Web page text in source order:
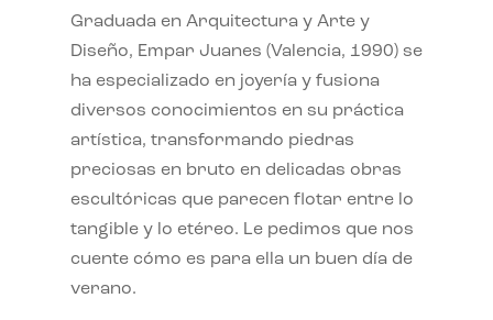
Graduada en Arquitectura y Arte y
Diseño, Empar Juanes (Valencia, 1990) se
ha especializado en joyería y fusiona
diversos conocimientos en su práctica
artística, transformando piedras
preciosas en bruto en delicadas obras
escultóricas que parecen flotar entre lo
tangible y lo etéreo. Le pedimos que nos
cuente cómo es para ella un buen día de
verano.